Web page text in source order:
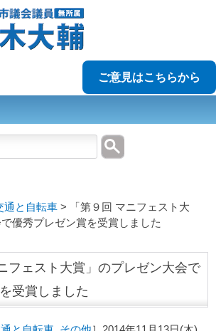
ご意見はこちらから
通と自転車 >
「第９回 マニフェスト大
優秀プレゼン賞を受賞しました
フェスト大賞」のプレゼン大会で
受賞しました